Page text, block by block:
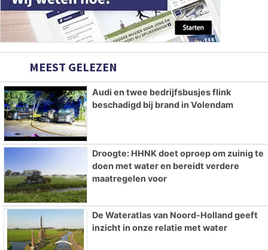
MEEST GELEZEN
Audi en twee bedrijfsbusjes flink
beschadigd bij brand in Volendam
Droogte: HHNK doet oproep om zuinig te
doen met water en bereidt verdere
maatregelen voor
De Wateratlas van Noord-Holland geeft
inzicht in onze relatie met water